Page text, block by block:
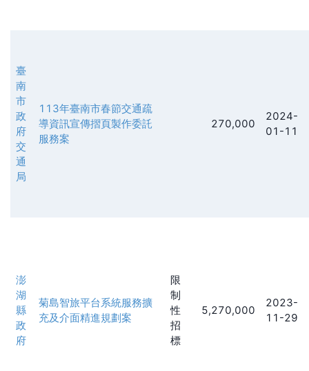
臺
南
市
政
府
交
通
局
113年臺南市春節交通疏
導資訊宣傳摺頁製作委託
服務案
270,000
2024-
01-11
澎
湖
縣
政
府
菊島智旅平台系統服務擴
充及介面精進規劃案
限
制
性
招
標
5,270,000
2023-
11-29